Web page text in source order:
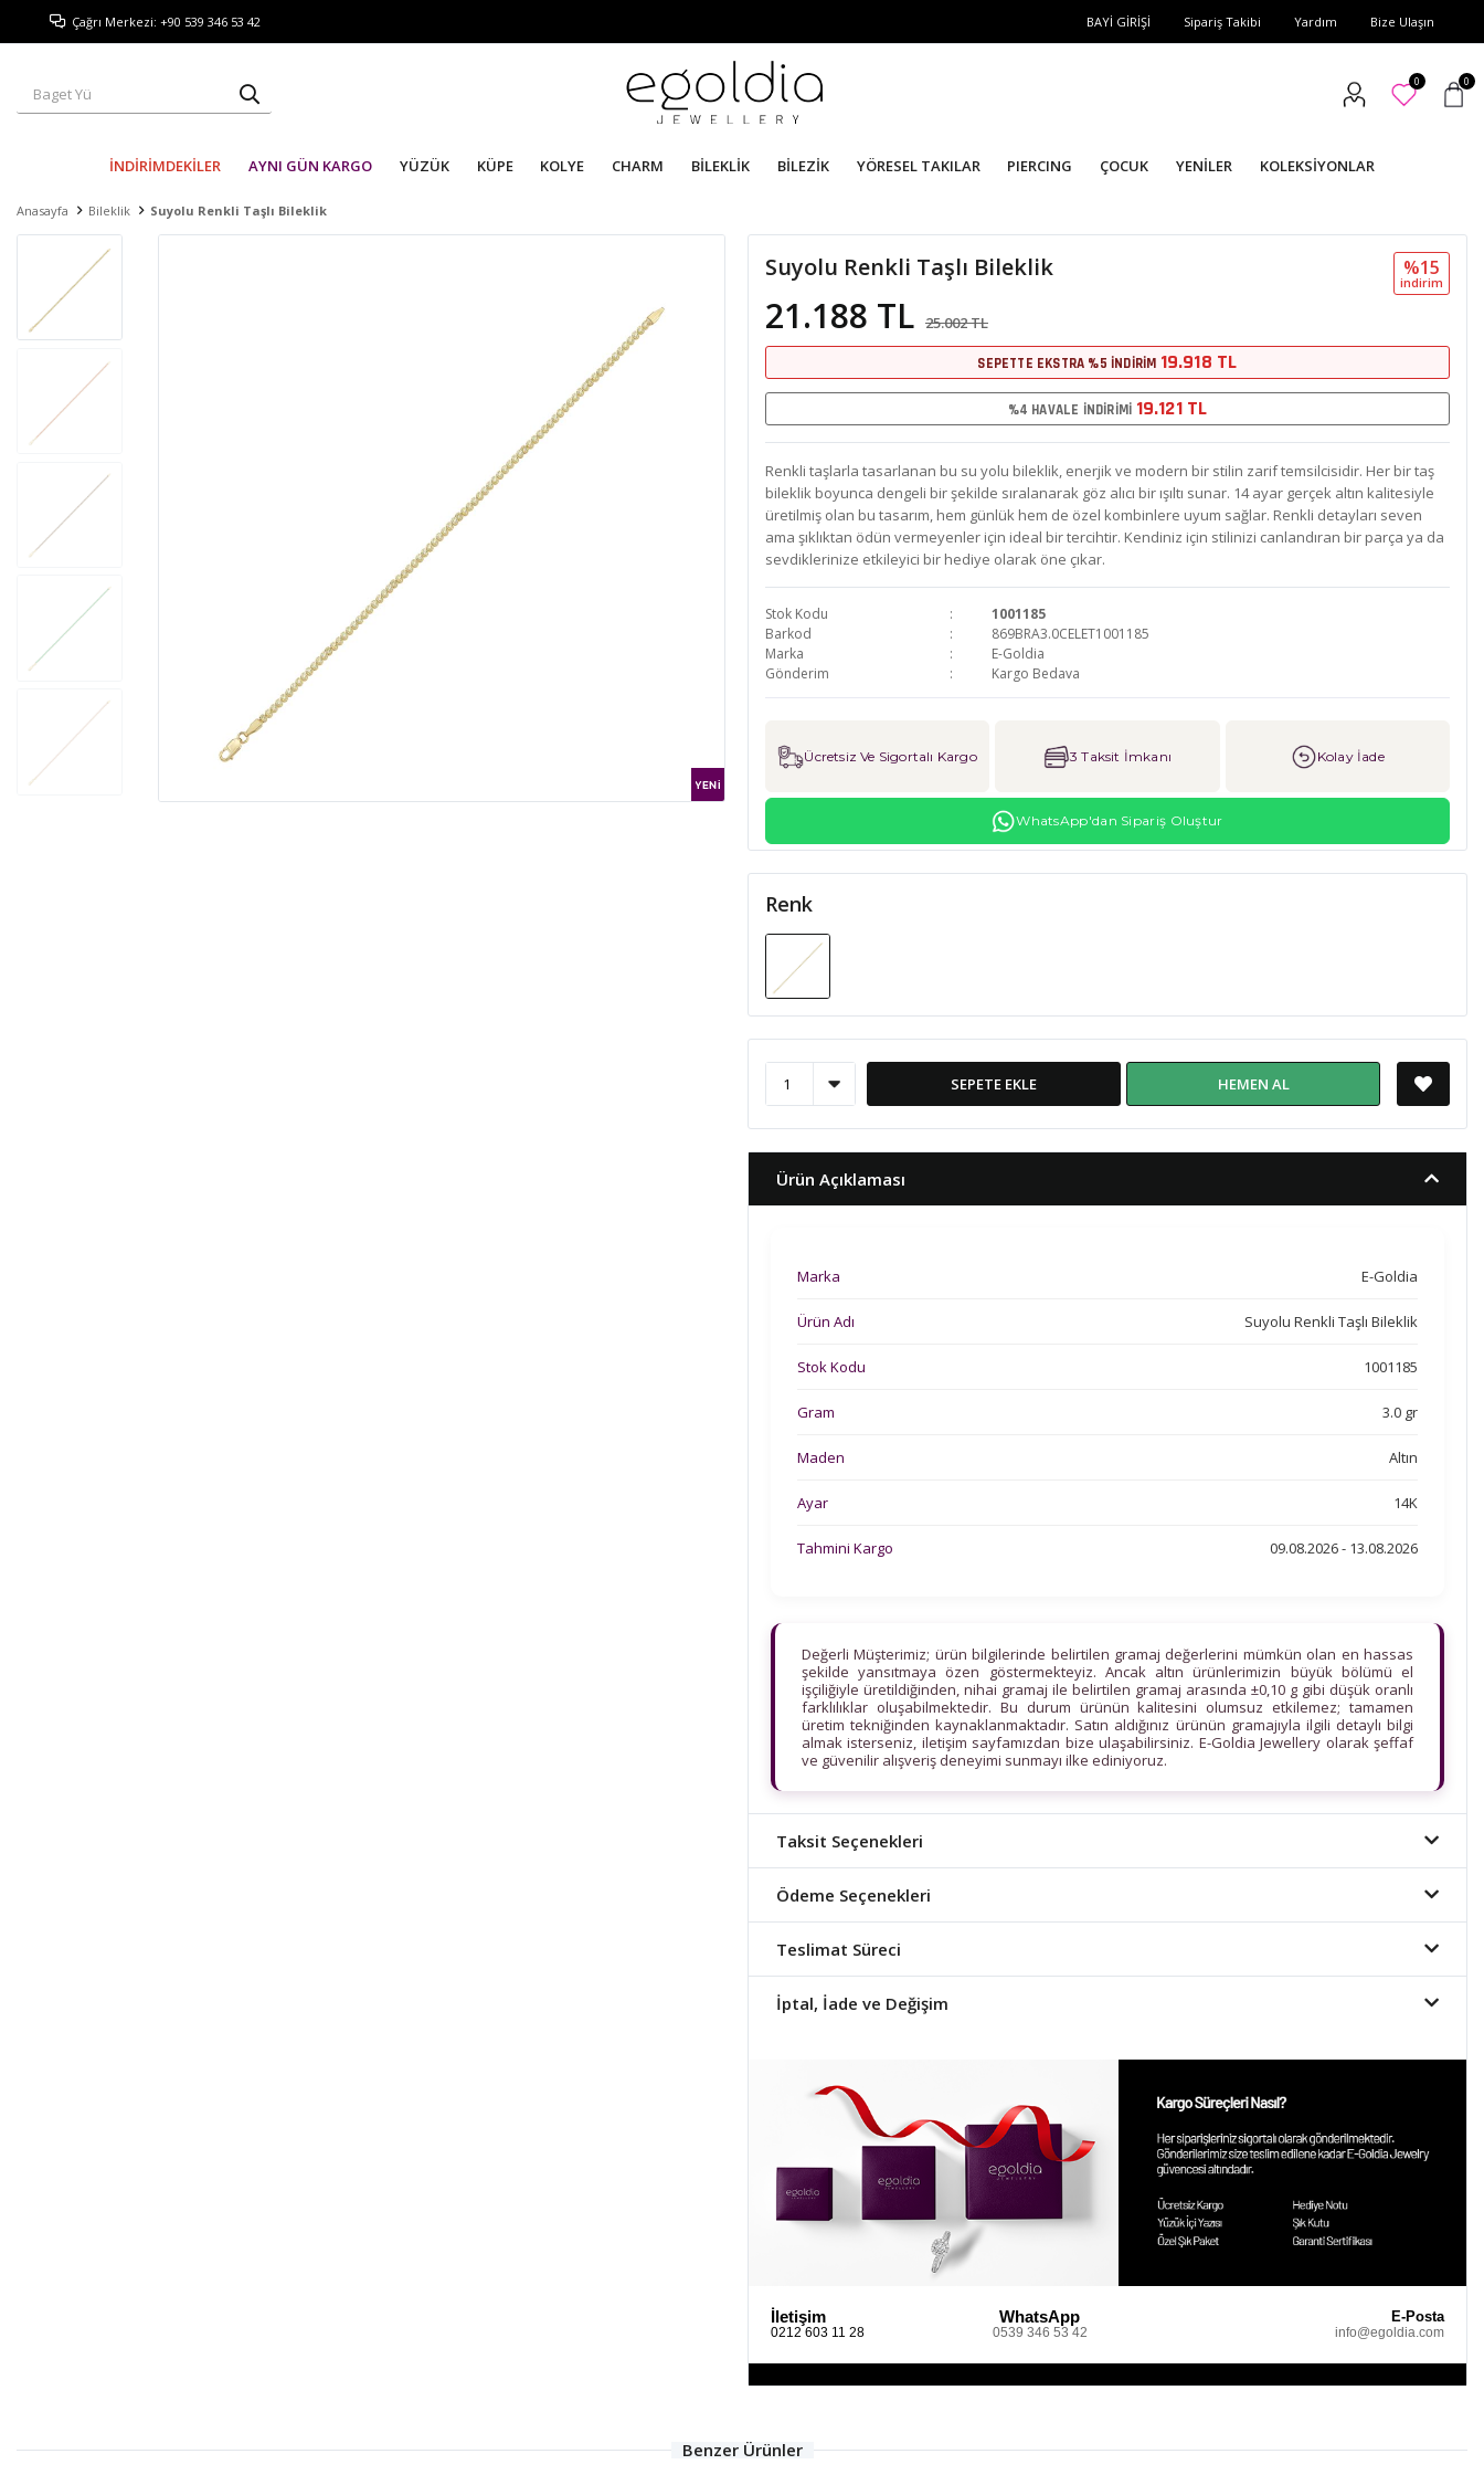
Çağrı Merkezi: +90 539 346 53 42 BAYİ GİRİŞİ Sipariş Takibi Yardım Bize Ulaşın
0 0
İNDİRİMDEKİLER AYNI GÜN KARGO YÜZÜK KÜPE KOLYE CHARM BİLEKLİK BİLEZİK YÖRESEL TAKILAR PIERCING ÇOCUK YENİLER KOLEKSİYONLAR
Anasayfa Bileklik Suyolu Renkli Taşlı Bileklik
Suyolu Renkli Taşlı Bileklik
21.188 TL 25.002 TL
%15
i̇ndi̇ri̇m
SEPETTE EKSTRA %5 İNDİRİM 19.918 TL
%4 HAVALE İNDİRİMİ 19.121 TL
Renkli taşlarla tasarlanan bu su yolu bileklik, enerjik ve modern bir stilin zarif temsilcisidir. Her bir taş
bileklik boyunca dengeli bir şekilde sıralanarak göz alıcı bir ışıltı sunar. 14 ayar gerçek altın kalitesiyle
üretilmiş olan bu tasarım, hem günlük hem de özel kombinlere uyum sağlar. Renkli detayları seven
ama şıklıktan ödün vermeyenler için ideal bir tercihtir. Kendiniz için stilinizi canlandıran bir parça ya da
sevdiklerinize etkileyici bir hediye olarak öne çıkar.
Stok Kodu
1001185
Barkod
869BRA3.0CELET1001185
Marka
E-Goldia
Gönderim
Kargo Bedava
Ücretsiz Ve Sigortalı Kargo 3 Taksit İmkanı Kolay İade
WhatsApp'dan Sipariş Oluştur
Renk
SEPETE EKLE HEMEN AL
Ürün Açıklaması
Marka E-Goldia
Ürün Adı Suyolu Renkli Taşlı Bileklik
Stok Kodu 1001185
Gram 3.0 gr
Maden Altın
Ayar 14K
Tahmini Kargo 09.08.2026 - 13.08.2026
Değerli Müşterimiz; ürün bilgilerinde belirtilen gramaj değerlerini mümkün olan en hassas
şekilde yansıtmaya özen göstermekteyiz. Ancak altın ürünlerimizin büyük bölümü el
işçiliğiyle üretildiğinden, nihai gramaj ile belirtilen gramaj arasında ±0,10 g gibi düşük oranlı
farklılıklar oluşabilmektedir. Bu durum ürünün kalitesini olumsuz etkilemez; tamamen
üretim tekniğinden kaynaklanmaktadır. Satın aldığınız ürünün gramajıyla ilgili detaylı bilgi
almak isterseniz, iletişim sayfamızdan bize ulaşabilirsiniz. E-Goldia Jewellery olarak şeffaf
ve güvenilir alışveriş deneyimi sunmayı ilke ediniyoruz.
Taksit Seçenekleri
Ödeme Seçenekleri
Teslimat Süreci
İptal, İade ve Değişim
İletişim
0212 603 11 28
WhatsApp
0539 346 53 42
E-Posta
info@egoldia.com
Benzer Ürünler